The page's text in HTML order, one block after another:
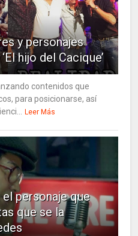
y personajes
hijo del Cacique’
contenidos que
para posicionarse, así
Leer Más
el personaje que
que se la